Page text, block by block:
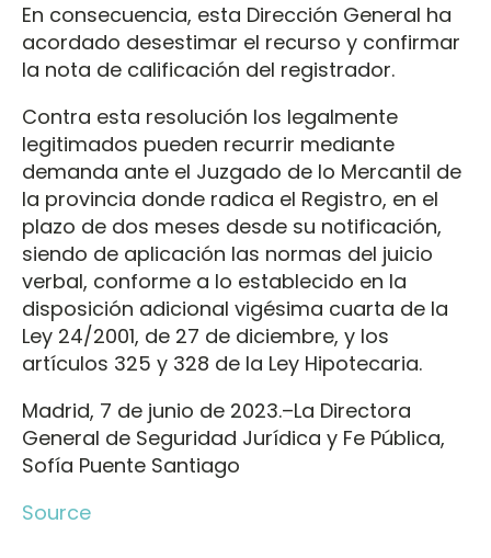
En consecuencia, esta Dirección General ha
acordado desestimar el recurso y confirmar
la nota de calificación del registrador.
Contra esta resolución los legalmente
legitimados pueden recurrir mediante
demanda ante el Juzgado de lo Mercantil de
la provincia donde radica el Registro, en el
plazo de dos meses desde su notificación,
siendo de aplicación las normas del juicio
verbal, conforme a lo establecido en la
disposición adicional vigésima cuarta de la
Ley 24/2001, de 27 de diciembre, y los
artículos 325 y 328 de la Ley Hipotecaria.
Madrid, 7 de junio de 2023.–La Directora
General de Seguridad Jurídica y Fe Pública,
Sofía Puente Santiago
Source